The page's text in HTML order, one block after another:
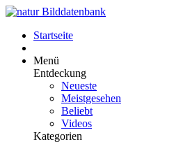
Startseite
Menü
Entdeckung
Neueste
Meistgesehen
Beliebt
Videos
Kategorien